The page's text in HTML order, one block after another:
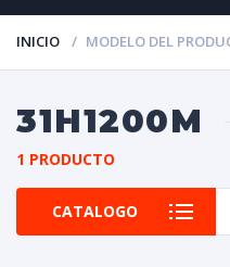
INICIO MODELO DEL
31H1200M
1 PRODUCTO
CATALOGO